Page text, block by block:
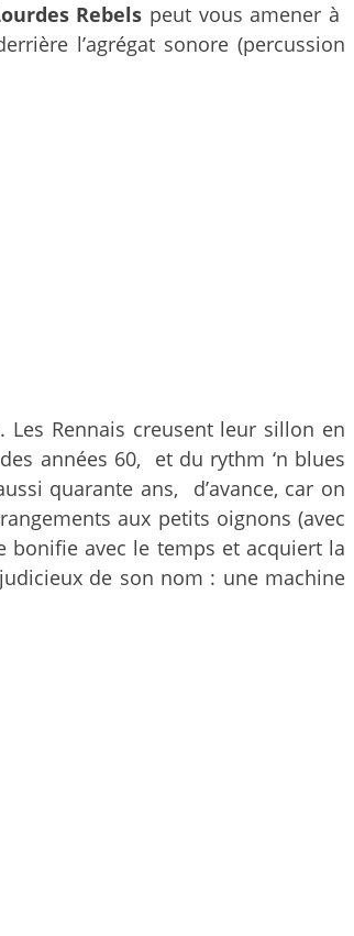
Rebels peut vous amener à
l’agrégat sonore (percussion
Les Rennais creusent leur sillon en
années 60, et du rythm ‘n blues
quarante ans, d’avance, car on
aux petits oignons (avec
bonifie avec le temps et acquiert la
de son nom : une machine